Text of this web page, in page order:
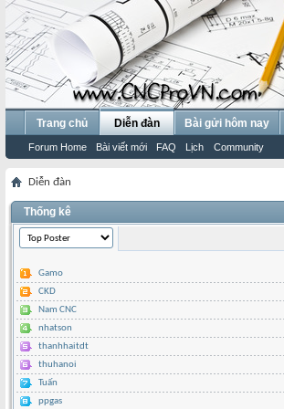
Trang chủ Diễn đàn
Forum Home Bài viết mới FAQ Lịch Community
Bài gửi hôm nay
Diễn đàn
Thống kê
Gamo
CKD
Nam CNC
nhatson
thanhhaitdt
thuhanoi
Tuấn
ppgas